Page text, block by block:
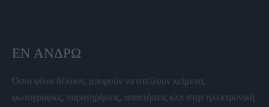
ΕΝ ΆΝΔΡΩ
Όσοι φίλοι θέλουν, μπορούν να στείλουν κείμενα,
φωτογραφίες, παρατηρήσεις, απαντήσεις κλπ στην ηλεκτρονική